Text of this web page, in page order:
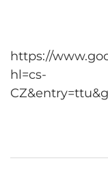
https://
hl=cs-